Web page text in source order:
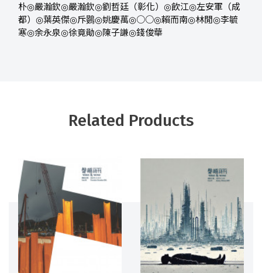
朴◎嚴瀚欽◎嚴瀚欽◎劉哲廷（彰化） ◎飲江◎左安軍（成
都） ◎葉英傑◎斥鷃◎姚慶萬◎○○◎賴而南◎林閒◎李毓
寒◎余永泉◎徐竟勛◎陳子謙◎錢俊華
Related Products